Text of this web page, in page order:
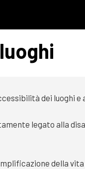
dei luoghi e
legato alla
della